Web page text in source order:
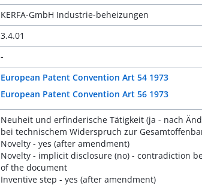
KERFA-GmbH Industrie-beheizungen
3.4.01
-
European Patent Convention Art 54 1973
European Patent Convention Art 56 1973
Neuheit und erfinderische Tätigkeit (ja - nach
bei technischem Widerspruch zur
Novelty - yes (after amendment)
Novelty - implicit disclosure (no) - contradiction
of the document
Inventive step - yes (after amendment)